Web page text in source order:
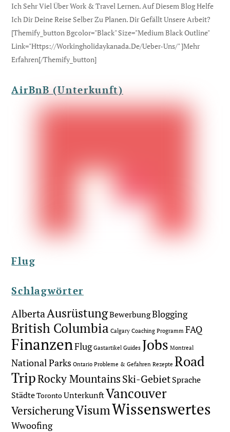
Ich Sehr Viel Über Work & Travel Lernen. Auf Diesem Blog Helfe
Ich Dir Deine Reise Selber Zu Planen. Dir Gefällt Unsere Arbeit?
[themify_button Bgcolor="black" Size="medium Black Outline"
Link="https://workingholidaykanada.de/ueber-Uns/" ]Mehr
Erfahren[/themify_button]
AirBnB (Unterkunft)
Flug
Schlagwörter
AlbertaAusrüstungBewerbungBlogging
British Columbia Calgary Coaching Programm FAQ
FinanzenFlug Gastartikel Guides Jobs Montreal
National Parks Ontario Probleme & Gefahren Rezepte Road
TripRocky MountainsSki-GebietSprache
StädteTorontoUnterkunftVancouver
VersicherungVisumWissenswertes
Wwoofing